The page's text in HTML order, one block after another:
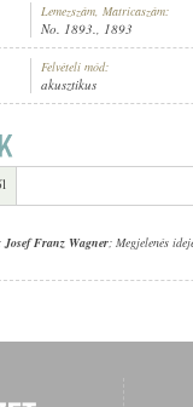
Lemezszám, Matricaszám:
No. 1893., 1893
Felvételi mód:
akusztikus
Josef Franz Wagner; Megjelenés